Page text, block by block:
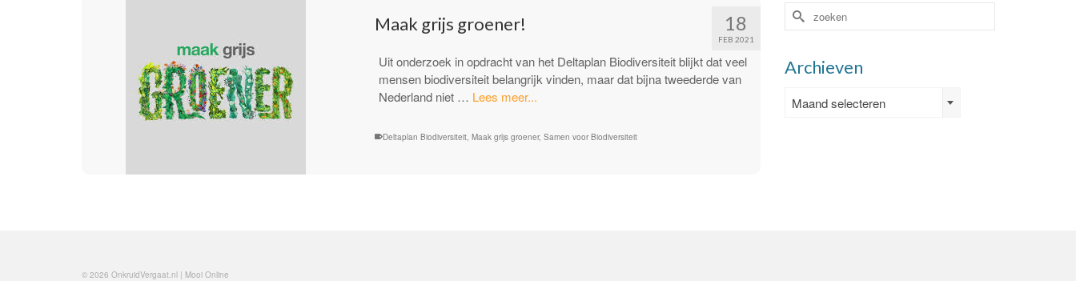
18
FEB 2021
Maak grijs groener!
Uit onderzoek in opdracht van het Deltaplan Biodiversiteit blijkt dat veel
mensen biodiversiteit belangrijk vinden, maar dat bijna tweederde van
Nederland niet … Lees meer...
groener!”
Deltaplan Biodiversiteit, Maak grijs groener, Samen voor Biodiversiteit
Zoek
naar:
Archieven
Archieven
Maand selecteren
© 2026 OnkruidVergaat.nl | Mooi Online